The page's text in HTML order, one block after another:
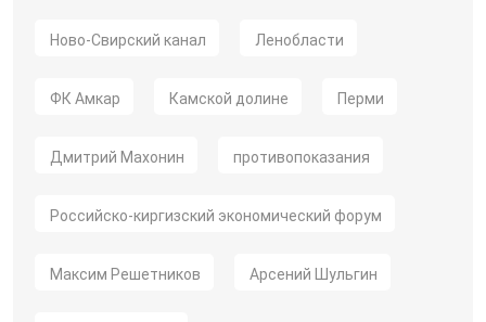
Ново-Свирский канал Ленобласти
ФК Амкар Камской долине Перми
Дмитрий Махонин противопоказания
Российско-киргизский экономический форум
Максим Решетников Арсений Шульгин